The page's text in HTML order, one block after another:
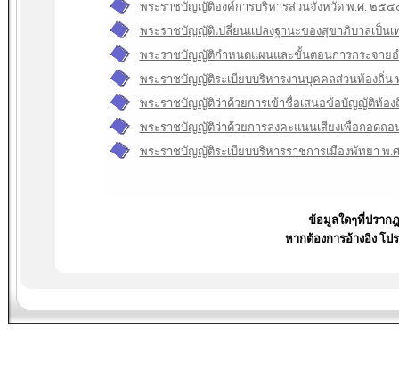
พระราชบัญญัติองค์การบริหารส่วนจังหวัด พ.ศ. ๒๕๔
พระราชบัญญัติเปลี่ยนแปลงฐานะของสุขาภิบาลเป็น
พระราชบัญญัติกําหนดแผนและขั้นตอนการกระจาย
พระราชบัญญัติระเบียบบริหารงานบุคคลส่วนท้องถิ่น
พระราชบัญญัติว่าด้วยการเข้าชื่อเสนอข้อบัญญัติท้อ
พระราชบัญญัติว่าด้วยการลงคะแนนเสียงเพื่อถอด
พระราชบัญญัติระเบียบบริหารราชการเมืองพัทยา พ
ข้อมูลใดๆที่ปราก
หากต้องการอ้างอิง โ